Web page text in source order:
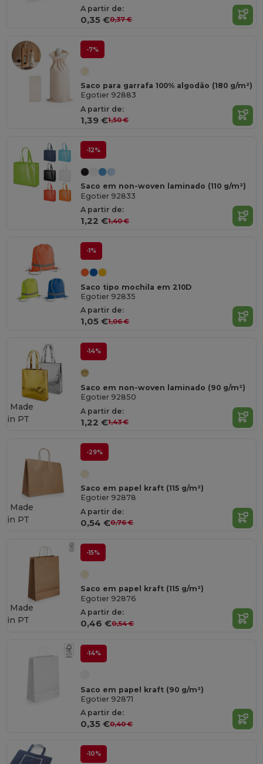
A partir de:
0,35 €0,37 €
-7%
Saco para garrafa 100% algodão (180 g/m²)
Egotier 92883
A partir de:
1,39 €1,50 €
-12%
Saco em non-woven laminado (110 g/m²)
Egotier 92833
A partir de:
1,22 €1,40 €
-1%
Saco tipo mochila em 210D
Egotier 92835
A partir de:
1,05 €1,06 €
-14%
Saco em non-woven laminado (90 g/m²)
Egotier 92850
A partir de:
1,22 €1,43 €
Made
in PT
-29%
Saco em papel kraft (115 g/m²)
Egotier 92878
A partir de:
0,54 €0,76 €
Made
in PT
-15%
Saco em papel kraft (115 g/m²)
Egotier 92876
A partir de:
0,46 €0,54 €
Made
in PT
-14%
Saco em papel kraft (90 g/m²)
Egotier 92871
A partir de:
0,35 €0,40 €
-10%